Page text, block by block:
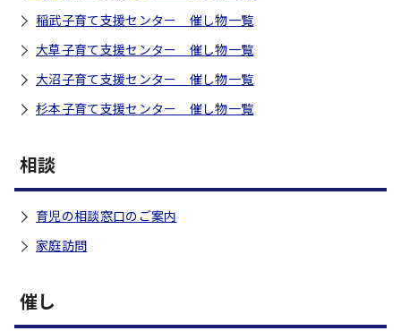
稲武子育て支援センター 催し物一覧
大草子育て支援センター 催し物一覧
大沼子育て支援センター 催し物一覧
杉本子育て支援センター 催し物一覧
相談
育児の相談窓口のご案内
家庭訪問
催し